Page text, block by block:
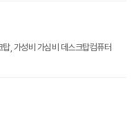
, 가성비 가심비 데스크탑컴퓨터